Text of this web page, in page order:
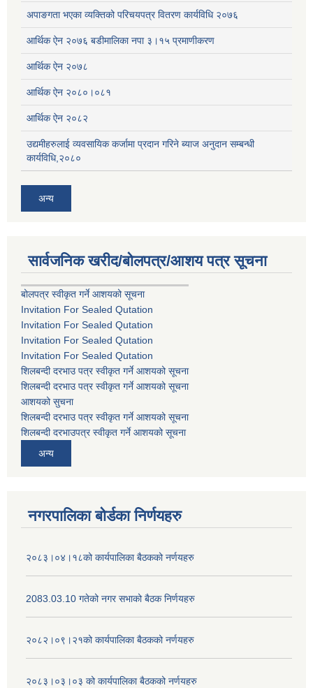
अपाङगता भएका व्यक्तिको परिचयपत्र वितरण कार्यविधि २०७६
आर्थिक ऐन २०७६ बडीमालिका नपा ३।१५ प्रमाणीकरण
आर्थिक ऐन २०७८
आर्थिक ऐन २०८०।०८१
आर्थिक ऐन २०८२
उद्यमीहरुलाई व्यवसायिक कर्जामा प्रदान गरिने ब्याज अनुदान सम्बन्धी
कार्यविधि,२०८०
अन्य
सार्वजनिक खरीद/बोलपत्र/आशय पत्र सूचना
बोलपत्र स्वीकृत गर्ने आशयको सूचना
Invitation For Sealed Qutation
Invitation For Sealed Qutation
Invitation For Sealed Qutation
Invitation For Sealed Qutation
शिलबन्दी दरभाउ पत्र स्वीकृत गर्ने आशयको सूचना
शिलबन्दी दरभाउ पत्र स्वीकृत गर्ने आशयको सूचना
आशयको सुचना
शिलबन्दी दरभाउ पत्र स्वीकृत गर्ने आशयको सूचना
शिलबन्दी दरभाउपत्र स्वीकृत गर्ने आशयको सूचना
अन्य
नगरपालिका बोर्डका निर्णयहरु
२०८३।०४।१८को कार्यपालिका बैठकको नर्णयहरु
2083.03.10 गतेको नगर सभाको बैठक निर्णयहरु
२०८२।०९।२१को कार्यपालिका बैठकको नर्णयहरु
२०८३।०३।०३ को कार्यपालिका बैठकको नर्णयहरु